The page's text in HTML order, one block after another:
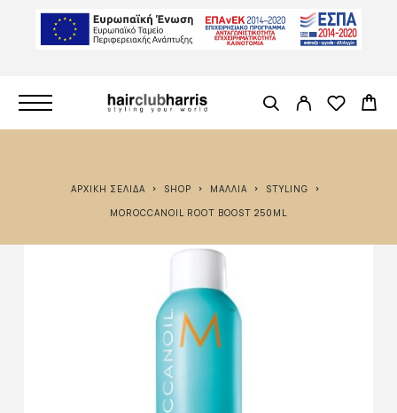
ΑΡΧΙΚΉ ΣΕΛΊΔΑ SHOP ΜΑΛΛΙΆ
STYLING
MOROCCANOIL ROOT BOOST 250ML